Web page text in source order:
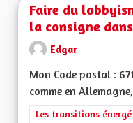
Faire du
la consigne
Edgar
Mon Code postal :
comme en
Filtrer les résultats
Les transitions